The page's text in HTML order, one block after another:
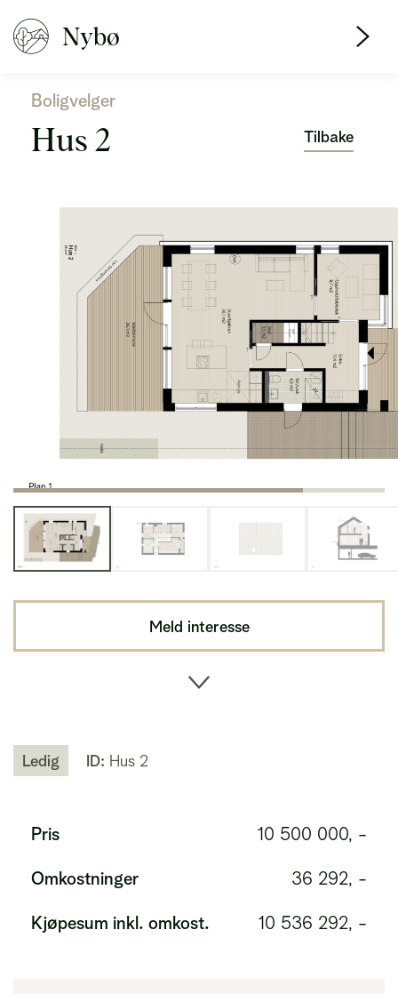
Nybø
Boligvelger
Hus 2 Tilbake
Ledig ID: Hus 2
Pris 10 500 000, -
Omkostninger 36 292, -
Kjøpesum inkl. omkost. 10 536 292, -
Meld interesse